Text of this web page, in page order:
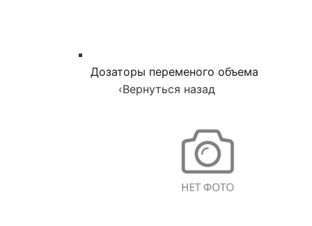
Дозаторы переменого объема
‹Вернуться назад